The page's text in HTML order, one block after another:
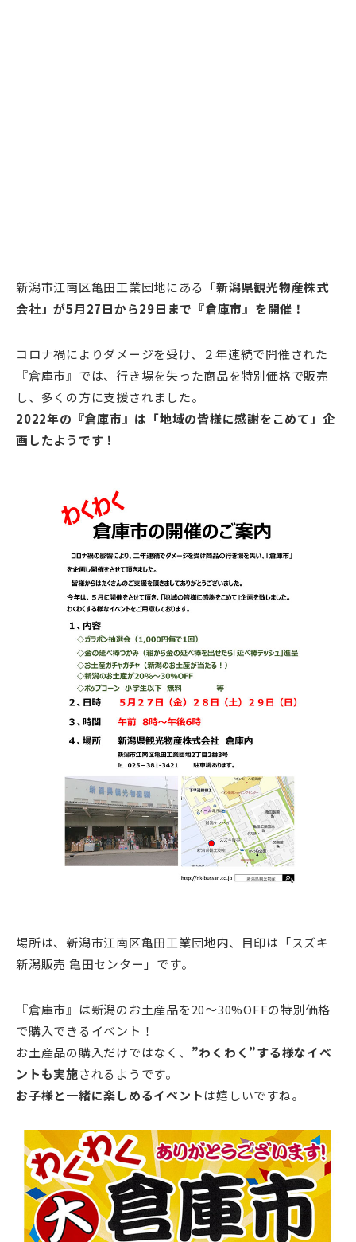
新潟市江南区亀田工業団地にある 「新潟県観光物産株式
会社」が5月27日から29日まで『倉庫市』を開催！
コロナ禍によりダメージを受け、２年連続で開催された
『倉庫市』では、行き場を失った商品を特別価格で販売
し、多くの方に支援されました。
2022年の『倉庫市』は「地域の皆様に感謝をこめて」企
画したようです！
場所は、新潟市江南区亀田工業団地内、目印は「スズキ
新潟販売 亀田センター」です。
『倉庫市』は新潟のお土産品を20～30%OFFの特別価格
で購入できるイベント！
お土産品の購入だけではなく、 ”わくわく”する様なイベ
ントも実施されるようです。
お子様と一緒に楽しめるイベントは嬉しいですね。